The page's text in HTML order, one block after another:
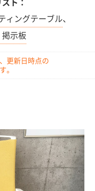
ト：
ィングテーブル、
掲示板
更新日時点の
。